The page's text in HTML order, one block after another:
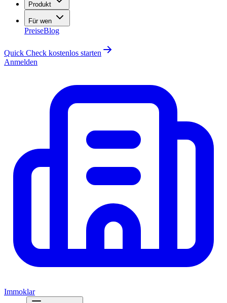
Produkt
Für wen
PreiseBlog
Quick Check kostenlos starten
Anmelden
Immoklar